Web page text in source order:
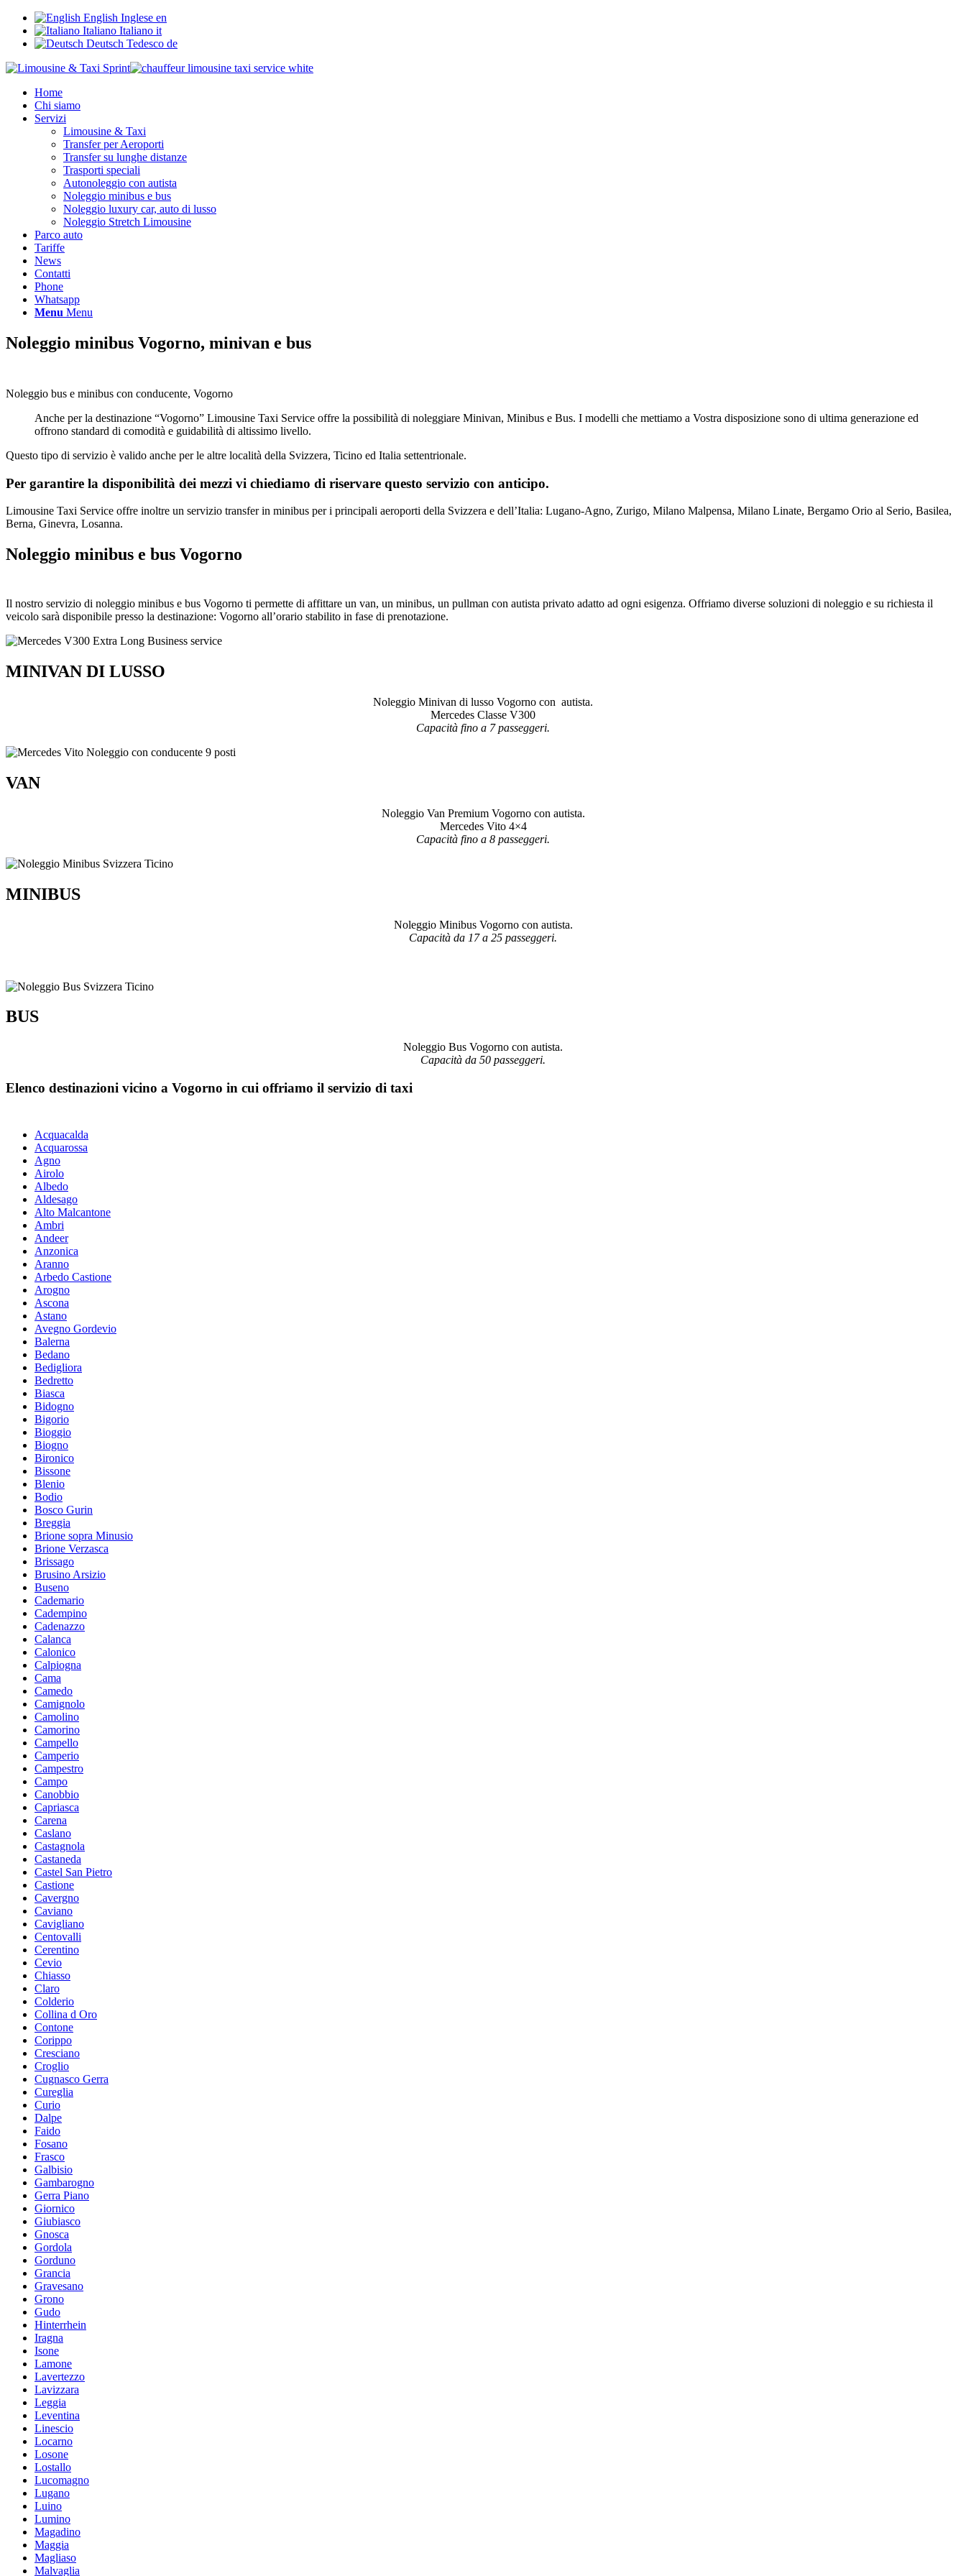
English Inglese en
Italiano Italiano it
Deutsch Tedesco de
Home
Chi siamo
Servizi
Limousine & Taxi
Transfer per Aeroporti
Transfer su lunghe distanze
Trasporti speciali
Autonoleggio con autista
Noleggio minibus e bus
Noleggio luxury car, auto di lusso
Noleggio Stretch Limousine
Parco auto
Tariffe
News
Contatti
Phone
Whatsapp
Menu Menu
Noleggio minibus Vogorno, minivan e bus
Noleggio bus e minibus con conducente, Vogorno
Anche per la destinazione “Vogorno” Limousine Taxi Service offre la possibilità di noleggiare Minivan, Minibus e Bus. I modelli che mettiamo a Vostra disposizione sono di ultima generazione ed
offrono standard di comodità e guidabilità di altissimo livello.
Questo tipo di servizio è valido anche per le altre località della Svizzera, Ticino ed Italia settentrionale.
Per garantire la disponibilità dei mezzi vi chiediamo di riservare questo servizio con anticipo.
Limousine Taxi Service offre inoltre un servizio transfer in minibus per i principali aeroporti della Svizzera e dell’Italia: Lugano-Agno, Zurigo, Milano Malpensa, Milano Linate, Bergamo Orio al Serio, Basilea,
Berna, Ginevra, Losanna.
Noleggio minibus e bus Vogorno
Il nostro servizio di noleggio minibus e bus Vogorno ti permette di affittare un van, un minibus, un pullman con autista privato adatto ad ogni esigenza. Offriamo diverse soluzioni di noleggio e su richiesta il
veicolo sarà disponibile presso la destinazione: Vogorno all’orario stabilito in fase di prenotazione.
MINIVAN DI LUSSO
Noleggio Minivan di lusso Vogorno con autista.
Mercedes Classe V300
Capacità fino a 7 passeggeri.
VAN
Noleggio Van Premium Vogorno con autista.
Mercedes Vito 4×4
Capacità fino a 8 passeggeri.
MINIBUS
Noleggio Minibus Vogorno con autista.
Capacità da 17 a 25 passeggeri.
BUS
Noleggio Bus Vogorno con autista.
Capacità da 50 passeggeri.
Elenco destinazioni vicino a Vogorno in cui offriamo il servizio di taxi
Acquacalda
Acquarossa
Agno
Airolo
Albedo
Aldesago
Alto Malcantone
Ambri
Andeer
Anzonica
Aranno
Arbedo Castione
Arogno
Ascona
Astano
Avegno Gordevio
Balerna
Bedano
Bedigliora
Bedretto
Biasca
Bidogno
Bigorio
Bioggio
Biogno
Bironico
Bissone
Blenio
Bodio
Bosco Gurin
Breggia
Brione sopra Minusio
Brione Verzasca
Brissago
Brusino Arsizio
Buseno
Cademario
Cadempino
Cadenazzo
Calanca
Calonico
Calpiogna
Cama
Camedo
Camignolo
Camolino
Camorino
Campello
Camperio
Campestro
Campo
Canobbio
Capriasca
Carena
Caslano
Castagnola
Castaneda
Castel San Pietro
Castione
Cavergno
Caviano
Cavigliano
Centovalli
Cerentino
Cevio
Chiasso
Claro
Colderio
Collina d Oro
Contone
Corippo
Cresciano
Croglio
Cugnasco Gerra
Cureglia
Curio
Dalpe
Faido
Fosano
Frasco
Galbisio
Gambarogno
Gerra Piano
Giornico
Giubiasco
Gnosca
Gordola
Gorduno
Grancia
Gravesano
Grono
Gudo
Hinterrhein
Iragna
Isone
Lamone
Lavertezzo
Lavizzara
Leggia
Leventina
Linescio
Locarno
Losone
Lostallo
Lucomagno
Lugano
Luino
Lumino
Magadino
Maggia
Magliaso
Malvaglia